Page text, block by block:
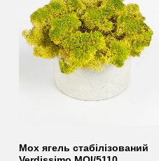
Мох ягель стабілізований